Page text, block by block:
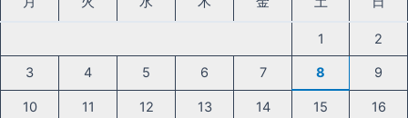
1 2
3 4 5 6 7 8 9
10 11 12 13 14 15 16